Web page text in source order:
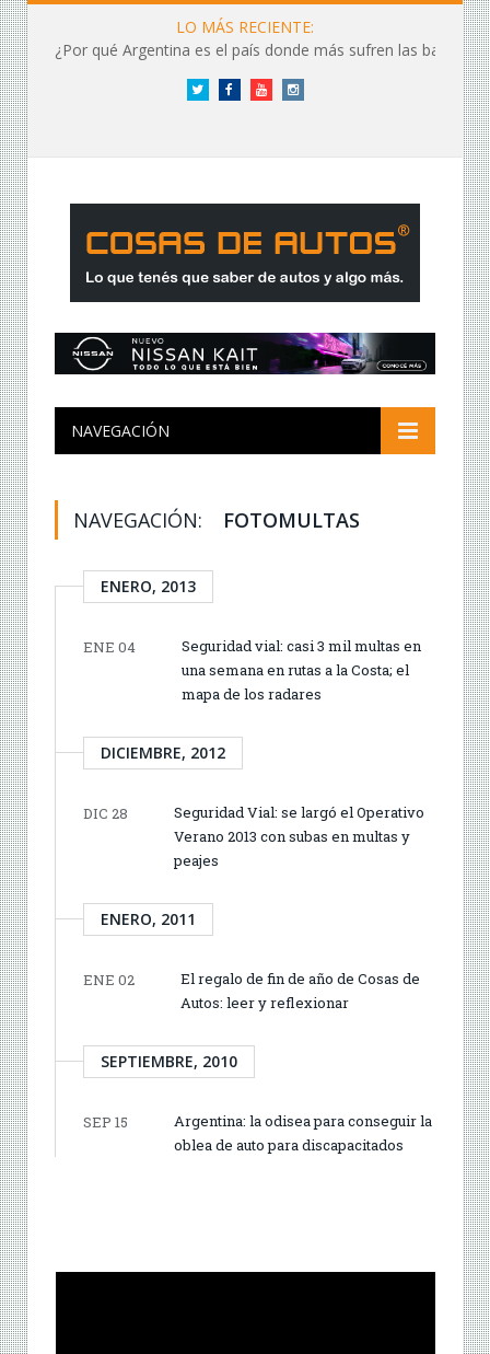
LO MÁS RECIENTE:
¿Por qué Argentina es el país donde más sufren las baterías?
Twitter FacebookYouTubeInstagram
NAVEGACIÓN
NAVEGACIÓN: FOTOMULTAS
ENERO, 2013
ENE 04
Seguridad vial: casi 3 mil multas en
una semana en rutas a la Costa; el
mapa de los radares
DICIEMBRE, 2012
DIC 28
Seguridad Vial: se largó el Operativo
Verano 2013 con subas en multas y
peajes
ENERO, 2011
ENE 02
El regalo de fin de año de Cosas de
Autos: leer y reflexionar
SEPTIEMBRE, 2010
SEP 15
Argentina: la odisea para conseguir la
oblea de auto para discapacitados